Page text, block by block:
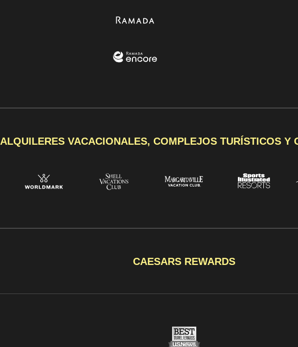
ALQUILERES VACACIONALES, COMPLEJOS TURÍSTICOS Y
CAESARS REWARDS